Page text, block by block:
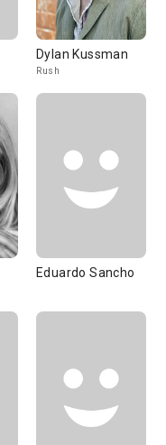
Dylan Kussman
Rush
Eduardo Sancho